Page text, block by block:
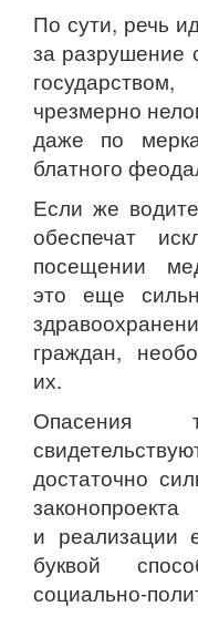
По сути, речь
за разрушение
чрезмерно
даже по
блатного
Если же
обеспечат
посещении
это еще
граждан,
их.
Опасения
достаточно
и реализации
буквой
социально-